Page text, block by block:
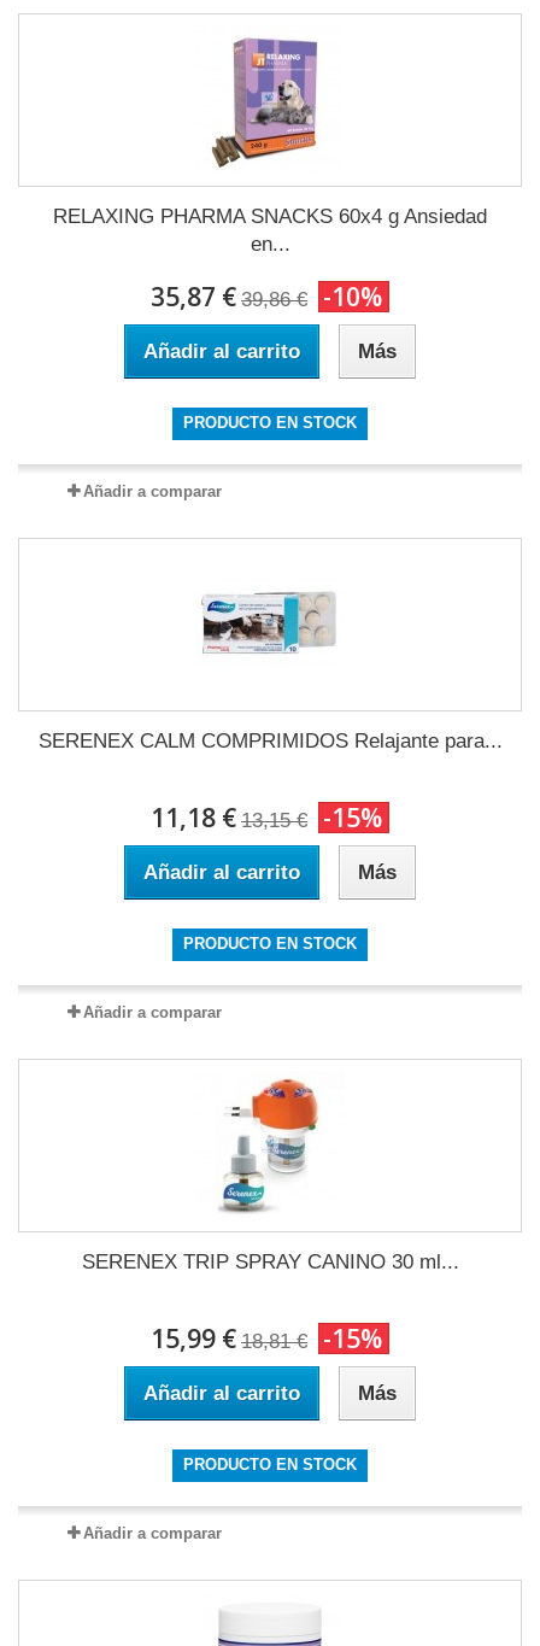
RELAXING PHARMA SNACKS 60x4 g Ansiedad
en...
35,87 € 39,86 € -10%
Añadir al carrito Más
PRODUCTO EN STOCK
Añadir a comparar
SERENEX CALM COMPRIMIDOS Relajante para...
11,18 € 13,15 € -15%
Añadir al carrito Más
PRODUCTO EN STOCK
Añadir a comparar
SERENEX TRIP SPRAY CANINO 30 ml...
15,99 € 18,81 € -15%
Añadir al carrito Más
PRODUCTO EN STOCK
Añadir a comparar